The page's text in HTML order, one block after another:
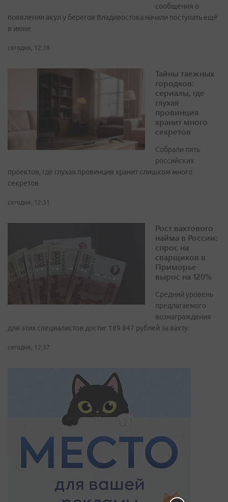
сообщения о
появлении акул у берегов Владивостока начали поступать ещё
в июне
сегодня, 12:18
Тайны таежных
городков:
сериалы, где
глухая
провинция
хранит много
секретов
Собрали пять
российских
проектов, где глухая провинция хранит слишком много
секретов
сегодня, 12:31
Рост вахтового
найма в России:
спрос на
сварщиков в
Приморье
вырос на 120%
Средний уровень
предлагаемого
вознаграждения
для этих специалистов достиг 189 847 рублей за вахту
сегодня, 12:37